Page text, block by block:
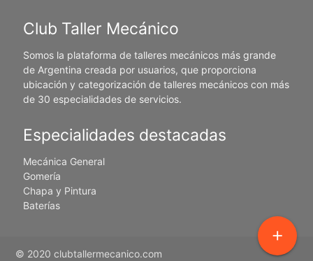
Club Taller Mecánico
Somos la plataforma de talleres mecánicos más grande
de Argentina creada por usuarios, que proporciona
ubicación y categorización de talleres mecánicos con más
de 30 especialidades de servicios.
Especialidades destacadas
Mecánica General
Gomería
Chapa y Pintura
Baterías
© 2020 clubtallermecanico.com
add